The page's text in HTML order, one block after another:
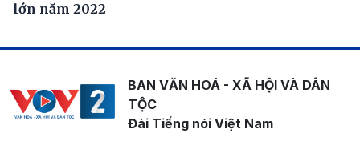
lớn năm 2022
BAN VĂN HOÁ - XÃ HỘI VÀ DÂN
TỘC
Đài Tiếng nói Việt Nam